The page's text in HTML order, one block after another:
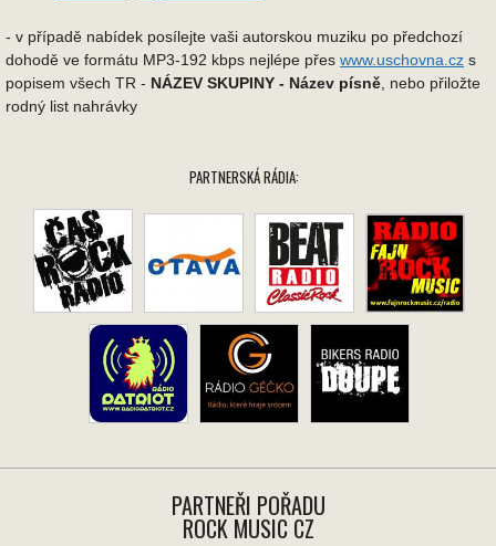
- v případě nabídek posílejte vaši autorskou muziku po předchozí
dohodě ve formátu MP3-192 kbps nejlépe přes www.uschovna.cz s
popisem všech TR - NÁZEV SKUPINY - Název písně , nebo přiložte
rodný list nahrávky
PARTNERSKÁ RÁDIA:
PARTNEŘI POŘADU
ROCK MUSIC CZ